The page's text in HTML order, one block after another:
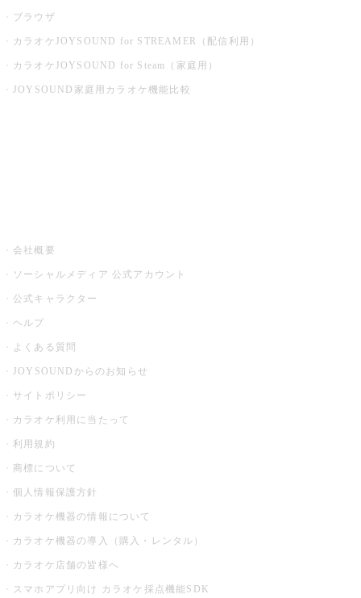
ブラウザ
カラオケJOYSOUND for STREAMER（配信利用）
カラオケJOYSOUND for Steam（家庭用）
JOYSOUND家庭用カラオケ機能比較
会社概要
ソーシャルメディア 公式アカウント
公式キャラクター
ヘルプ
よくある質問
JOYSOUNDからのお知らせ
サイトポリシー
カラオケ利用に当たって
利用規約
商標について
個人情報保護方針
カラオケ機器の情報について
カラオケ機器の導入（購入・レンタル）
カラオケ店舗の皆様へ
スマホアプリ向け カラオケ採点機能SDK